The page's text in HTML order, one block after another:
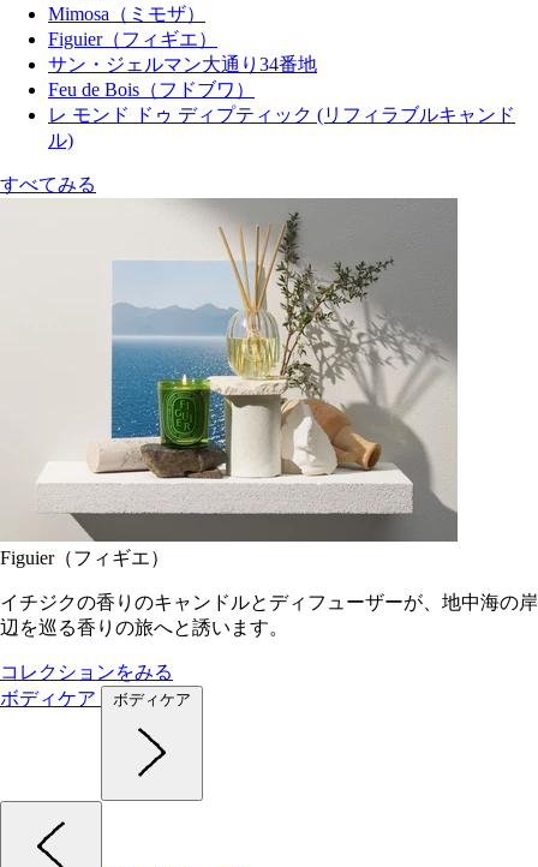
Mimosa（ミモザ）
Figuier（フィギエ）
サン・ジェルマン大通り34番地
Feu de Bois（フドブワ）
レ モンド ドゥ ディプティック (リフィラブルキャンド
ル)
すべてみる
Figuier（フィギエ）
イチジクの香りのキャンドルとディフューザーが、地中海の岸
辺を巡る香りの旅へと誘います。
コレクションをみる
ボディケア
ボディケア